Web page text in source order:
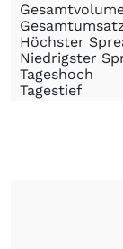
Höchster
Niedrigster
Tageshoch
Tagestief